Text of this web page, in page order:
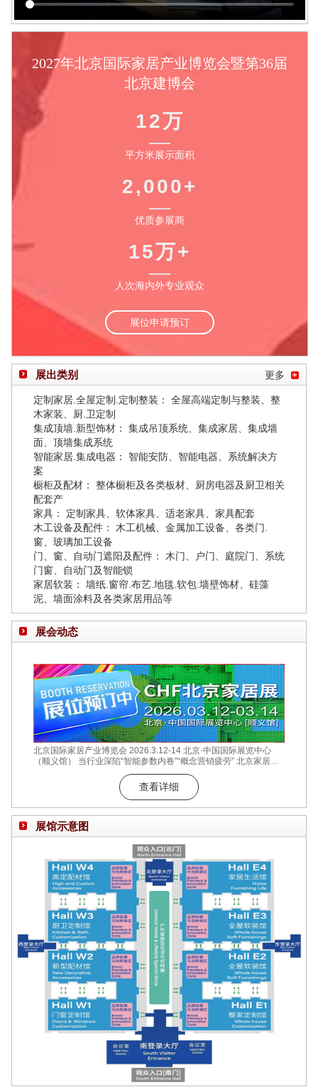
2027年北京国际家居产业博览会暨第36届
北京建博会
12万
平方米展示面积
2,000+
优质参展商
15万+
人次海内外专业观众
展位申请预订
展出类别 更多
定制家居.全屋定制.定制整装： 全屋高端定制与整装、整
木家装、厨.卫定制
集成顶墙.新型饰材： 集成吊顶系统、集成家居、集成墙
面、顶墙集成系统
智能家居.集成电器： 智能安防、智能电器、系统解决方
案
橱柜及配材： 整体橱柜及各类板材、厨房电器及厨卫相关
配套产
家具： 定制家具、软体家具、适老家具、家具配套
木工设备及配件： 木工机械、金属加工设备、各类门.
窗、玻璃加工设备
门、窗、自动门遮阳及配件： 木门、户门、庭院门、系统
门窗、自动门及智能锁
家居软装： 墙纸.窗帘.布艺.地毯.软包.墙壁饰材、硅藻
泥、墙面涂料及各类家居用品等
展会动态
北京国际家居产业博览会 2026.3.12-14 北京·中国国际展览中心
（顺义馆） 当行业深陷“智能参数内卷”“概念营销疲劳” 北京家居展
选择回归商业的本质价值 12万㎡实景展区全面开放 15万+专业采购
商现场对接 数十场商贸对接会精准匹配 在这个数据至上的时代 我
们始终坚信 真正的商业价值 始于需求与供给的真诚对话 成于产品
展位成为
查看详细
展馆示意图